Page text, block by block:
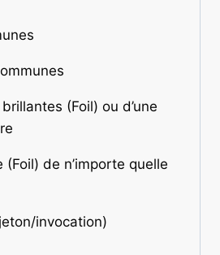
(Foil) ou d’une
de n’importe quelle
invocation)